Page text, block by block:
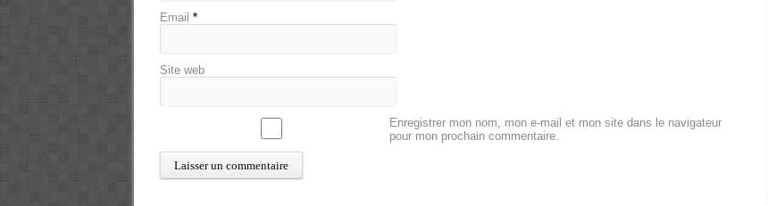
Email *
Site web
Enregistrer mon nom, mon e-mail et mon site dans le navigateur
pour mon prochain commentaire.